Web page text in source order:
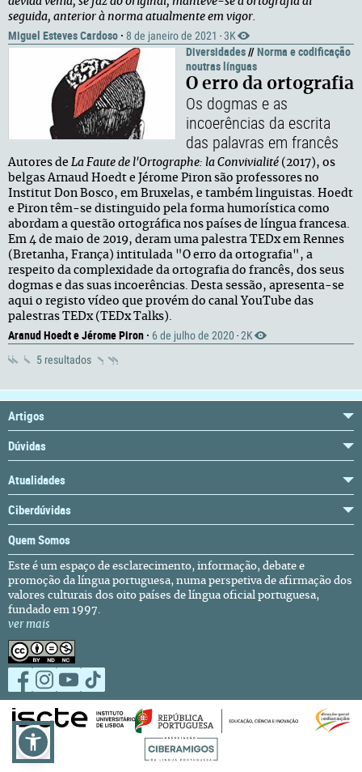
seguida, anterior à norma atualmente em vigor.
Miguel Esteves Cardoso · 8 de janeiro de 2021 · 3K
Diversidades//Norma e codificação
noutras línguas
O erro da ortografia
Os dogmas e as
incoerências da escrita
das palavras em francês
Autores de La Faute de l'Ortographe: la Convivialité (2017), os
belgas Arnaud Hoedt e Jérome Piron são professores no
Institut Don Bosco, em Bruxelas, e também linguistas. Hoedt
e Piron têm-se distinguido pela forma humorística como
abordam a questão ortográfica nos países de língua francesa.
Em 4 de maio de 2019, deram uma palestra TEDx em Rennes
(Bretanha, França) intitulada "O erro da ortografia", a
respeito da complexidade da ortografia do francês, dos seus
dogmas e das suas incoerências. Desta sessão, apresenta-se
aqui o registo vídeo que provém do canal YouTube das
palestras TEDx (TEDx Talks).
Aranud Hoedt e Jérome Piron · 6 de julho de 2020 · 2K
5 resultados
Artigos
Dúvidas
Atualidades
Ciberdúvidas
Quem Somos
Este é um espaço de esclarecimento, informação, debate e
promoção da língua portuguesa, numa perspetiva de afirmação dos
valores culturais dos oito países de língua oficial portuguesa,
fundado em 1997.
ver mais